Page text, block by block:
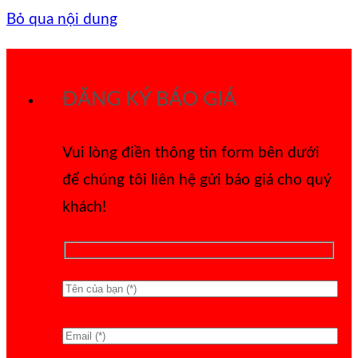
Bỏ qua nội dung
ĐĂNG KÝ BÁO GIÁ
Vui lòng điền thông tin form bên dưới
để chúng tôi liên hệ gửi báo giá cho quý
khách!